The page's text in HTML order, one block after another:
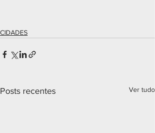
CIDADES
Posts recentes Ver tudo